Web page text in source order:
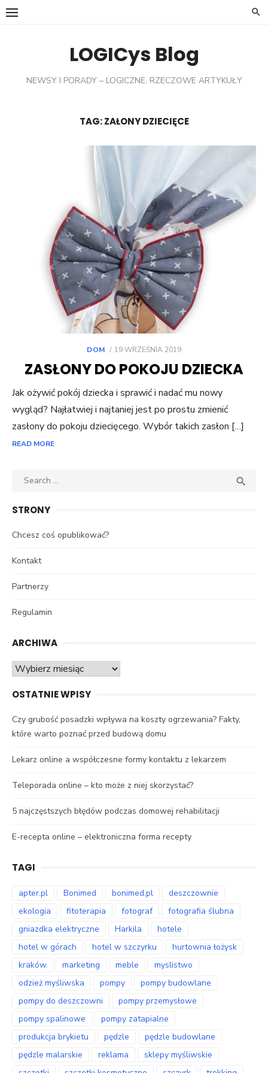
Skip
LOGICys Blog
NEWSY I PORADY – LOGICZNE, RZECZOWE ARTYKUŁY
TAG:ZAŁONY DZIECIĘCE
DOM
POSTED
19 WRZEŚNIA 2019
ZASŁONY DO POKOJU DZIECKA
Jak ożywić pokój dziecka i sprawić i nadać mu nowy
wygląd? Najłatwiej i najtaniej jest po prostu zmienić
zasłony do pokoju dziecięcego. Wybór takich zasłon […]
READ MORE
Search

STRONY
Chcesz coś opublikować?
Kontakt
Partnerzy
Regulamin
ARCHIWA
Archiwa
OSTATNIE WPISY
Czy grubość posadzki wpływa na koszty ogrzewania? Fakty,
które warto poznać przed budową domu
Lekarz online a współczesne formy kontaktu z lekarzem
Teleporada online – kto może z niej skorzystać?
5 najczęstszych błędów podczas domowej rehabilitacji
E-recepta online – elektroniczna forma recepty
TAGI
apter.pl Bonimed bonimed.pl
deszczownie
ekologia
fitoterapia fotograf
fotografia ślubna
gniazdka elektryczne
Harkila
hotele
hotel w górach
hotel w szczyrku
hurtownia łożysk
kraków
marketing meble
myslistwo
odzież myśliwska
pompy
pompy budowlane
pompy do deszczowni
pompy przemysłowe
pompy spalinowe
pompy zatapialne
produkcja brykietu
pędzle
pędzle budowlane
pędzle malarskie
reklama
sklepy myśliwskie